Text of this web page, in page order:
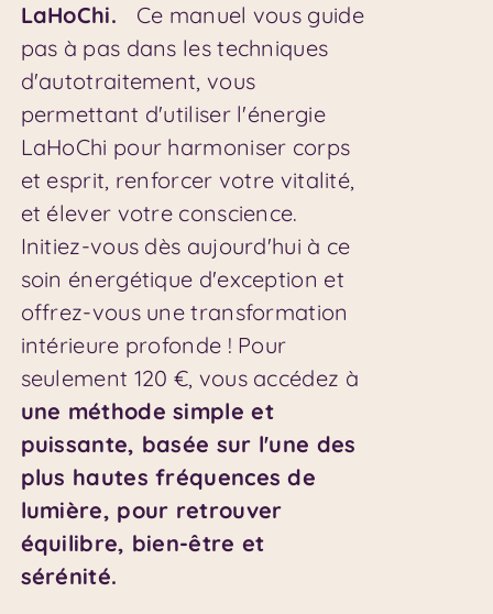
LaHoChi.
Ce manuel vous guide
pas à pas dans les techniques
d'autotraitement, vous
permettant d'utiliser l'énergie
LaHoChi pour harmoniser corps
et esprit, renforcer votre vitalité,
et élever votre conscience.
Initiez-vous dès aujourd'hui à ce
soin énergétique d'exception et
offrez-vous une transformation
intérieure profonde ! Pour
seulement 120 €, vous accédez à
une méthode simple et
puissante, basée sur l'une des
plus hautes fréquences de
lumière, pour retrouver
équilibre, bien-être et
sérénité.